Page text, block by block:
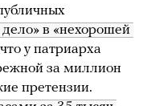
в «нехорошей
у патриарха
за миллион
претензии.